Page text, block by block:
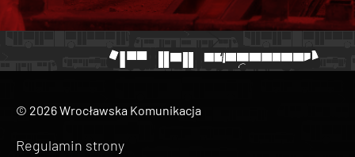
© 2026 Wrocławska Komunikacja
Regulamin strony